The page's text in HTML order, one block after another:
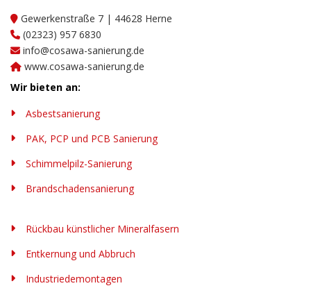
Gewerkenstraße 7 | 44628 Herne
(02323) 957 6830
info@cosawa-sanierung.de
www.cosawa-sanierung.de
Wir bieten an:
Asbestsanierung
PAK, PCP und PCB Sanierung
Schimmelpilz-Sanierung
Brandschadensanierung
Rückbau künstlicher Mineralfasern
Entkernung und Abbruch
Industriedemontagen